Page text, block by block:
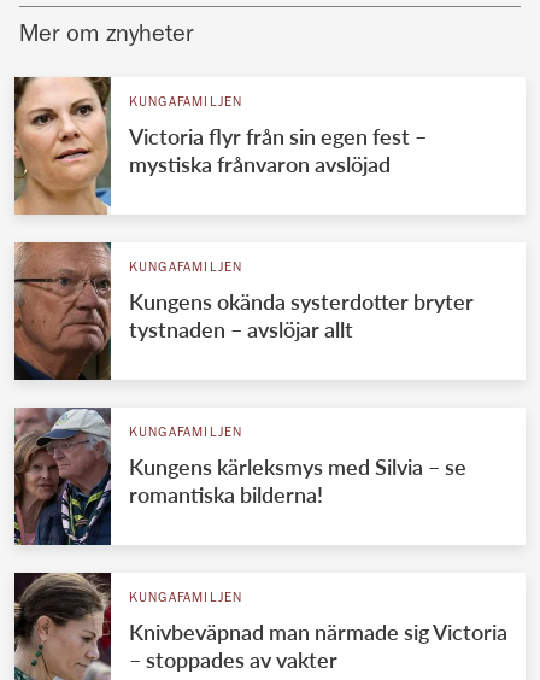
Mer om znyheter
KUNGAFAMILJEN
Victoria flyr från sin egen fest –
mystiska frånvaron avslöjad
KUNGAFAMILJEN
Kungens okända systerdotter bryter
tystnaden – avslöjar allt
KUNGAFAMILJEN
Kungens kärleksmys med Silvia – se
romantiska bilderna!
KUNGAFAMILJEN
Knivbeväpnad man närmade sig Victoria
– stoppades av vakter